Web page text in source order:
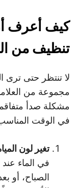
كيف أعرف
تنظيف من الصدأ؟ (8
لا تنتظر حتى ترى
مجموعة من
مشكلة صدأ
في الوقت
تغير لون
في الماء
الصباح، أو